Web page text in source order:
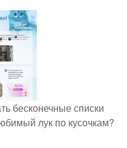
бесконечные списки
лук по кусочкам?